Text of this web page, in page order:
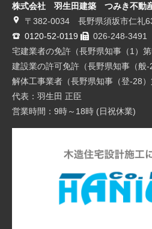
株式会社 羽生田建築 つみき不動
〒382-0034 長野県須坂市仁礼
0120-52-0119
026-248-3491
宅建業者の免許（長野県知事（1）第
建設業の許可免許（長野県知事（
解体工事業者（長野県知事（登-
代表：羽生田 正臣
営業時間：9時～18時 (日祝休業)